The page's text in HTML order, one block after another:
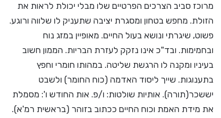
מרוכז סביב הצרכים הפרטיים שלו מבלי יכולת לראות את
הזולת. מחפש בטחון ומסגרת יציבה שתעניק לו שלווה ורוגע.
פשוט, שיגרתי ונושא בעול החיים. מאופיין במזג נוח
ובחמימות. ובד"כ אינו נזקק לעזרת הבריות. הממון חשוב
בעיניו ומקנה לו הרגשת שליטה. במהותו חומרי וחפץ
בתענוגות. שייך ליסוד האדמה (כוח החומר) ולשבט
יששכר(תורה). אותיות שולטות: ו/פ. אות החודש ו': מסמלת
את מידת האמת וכוח החיים ככתוב בזוהר (בראשית רמ'א).